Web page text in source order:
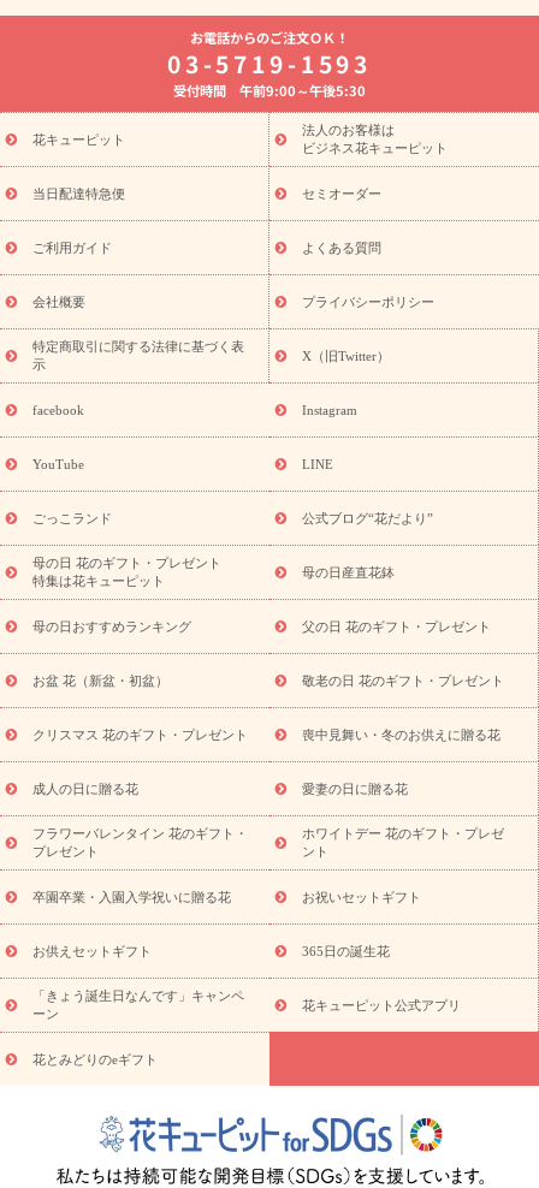
よく贈られる花
お祝いの花特集
誕生日フラワーギフト特集
8月の誕生花(トルコキキョウ)
開店・開業祝い
お供え・お悔やみ お供え・お悔やみの花
通夜・葬儀に贈る花 胡蝶蘭・花鉢
ーブドフラワー
季節のイベント
ひまわり ギフト・プレゼント
特集
お盆 花（新盆・初盆） 季節のイベント
お盆 花（新
盆・初盆）
お盆 花（新盆・初盆）
お盆・お供え 花とセットギ
フト
お盆・お供え プリザーブドフラワー
ひまわり ギフト・プ
レゼント特集
夏の花贈り・お中元・暑中見舞い 花のギフト特集
敬老の日におくる花ギフト・プレゼント特集
花ギフト・プレゼント特集
敬老の日 花のおすすめランキング
敬
老の日 花鉢植えのギフト・プレゼント特集
敬老の日 花とセットギ
フト・プレゼント特集
敬老の日の花 全てのギフト一覧
キャン
ペーン
映画『ウォーターガーディアンズ』コラボキャンペーン
「きょう誕生日なんです」キャンペーン
誕生日の花を探す
誕生日フラワーギフト 誕生日フラワーギフト特集
(トルコキキョウ)
9月の誕生花(リンドウ)
ら探す
お祝いの花特集 当日配達特急便 お祝い商品一覧
念日
結婚祝い 出産祝い 退院祝い・快気祝い
寿祝い
プチギフト ペットのお祝いフラワー
供え・お悔やみ商品一覧
お供え・お悔やみの花
四十九日法要以
お供え プリザーブドフラワー
ペットのお供えフラワー
お盆（新
盆・初盆）
その他 お祝い返し お見舞い
お取り寄せギフト
ビジネス用
ご自宅用 観葉植物 ミディ胡蝶蘭
プリザーブ
ドフラワー
スタイルから探す アレンジメント 花束
スタ
ンド花
お祝い お供え・お悔やみ 胡蝶蘭 胡蝶蘭・花鉢
ディ胡蝶蘭・お祝い
ミディ胡蝶蘭・お供え
世界初の青色胡蝶蘭
観葉植物
観葉植物 産直多肉植物
プリザーブドフラワー
お祝い
お供え・お悔やみ 花とセットギフト
セミオーダー
プチギフト（hanamore -ハナモア-）
花とみどりのeギフト
キューピットのeGfit
カラー ピンク イエローオレンジ
レッ
ド
お花の種類 トルコキキョウ
お祝い お祝い・3000円～ お祝い・4000円～
お祝い・
5000円～
お祝い・7000円～ お祝い・ 10000円～
お供え・お
悔やみ
円～
お供え・お悔やみ・
いのマナー
定年退職祝いのマナー
お祝いを贈るときのマナー・
花キューピットのお祝いコラム一覧
誕生日のお花を「色
彩心理学」で選ぶ方法
結婚祝いの予算相場 出産祝いお役立ち情
お電話からのご注文ＯＫ！
03-5719-1593
受付時間 午前9:00～午後5:30
花キューピット
法人のお客様は
ビジネス花キューピット
当日配達特急便 セミオーダー
ご利用ガイド よくある質問
会社概要 プライバシーポリシー
特定商取引に関する法律に基づく表
示
X（旧Twitter）
facebook Instagram
YouTube LINE
ごっこランド 公式ブログ“花だより”
母の日 花のギフト・プレゼント
特集は花キューピット
母の日産直花鉢
母の日おすすめランキング 父の日 花のギフト・プレゼント
お盆 花（新盆・初盆） 敬老の日 花のギフト・プレゼント
クリスマス 花のギフト・プレゼント 喪中見舞い・冬のお供えに贈る花
成人の日に贈る花 愛妻の日に贈る花
フラワーバレンタイン 花のギフト・
プレゼント
ホワイトデー 花のギフト・プレゼ
ント
卒園卒業・入園入学祝いに贈る花 お祝いセットギフト
お供えセットギフト 365日の誕生花
「きょう誕生日なんです」キャンペ
ーン
花キューピット公式アプリ
花とみどりのeギフト